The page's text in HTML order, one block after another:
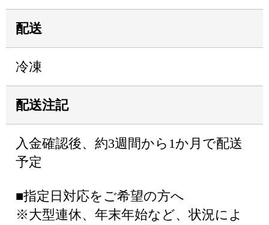
配送
冷凍
配送注記
入金確認後、約3週間から1か月で配送
予定
■指定日対応をご希望の方へ
※大型連休、年末年始など、状況によ